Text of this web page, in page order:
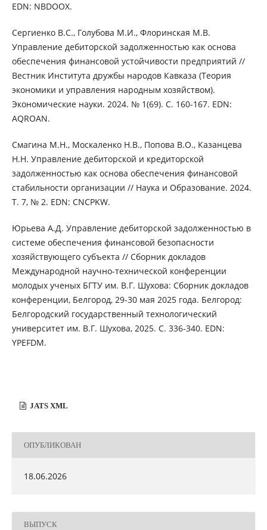
EDN: NBDOOX.
Сергиенко В.С., Голубова М.И., Флоринская М.В.
Управление дебиторской задолженностью как основа
обеспечения финансовой устойчивости предприятий //
Вестник Института дружбы народов Кавказа (Теория
экономики и управления народным хозяйством).
Экономические науки. 2024. № 1(69). С. 160-167. EDN:
AQROAN.
Смагина М.Н., Москаленко Н.В., Попова В.О., Казанцева
Н.Н. Управление дебиторской и кредиторской
задолженностью как основа обеспечения финансовой
стабильности организации // Наука и Образование. 2024.
Т. 7, № 2. EDN: CNCPKW.
Юрьева А.Д. Управление дебиторской задолженностью в
системе обеспечения финансовой безопасности
хозяйствующего субъекта // Сборник докладов
Международной научно-технической конференции
молодых ученых БГТУ им. В.Г. Шухова: Сборник докладов
конференции, Белгород, 29-30 мая 2025 года. Белгород:
Белгородский государственный технологический
университет им. В.Г. Шухова, 2025. С. 336-340. EDN:
YPEFDM.
JATS XML
ОПУБЛИКОВАН
18.06.2026
ВЫПУСК